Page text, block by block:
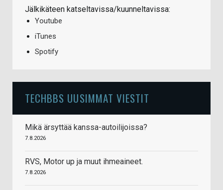
Jälkikäteen katseltavissa/kuunneltavissa:
Youtube
iTunes
Spotify
TECHBBS UUSIMMAT VIESTIT
Mikä ärsyttää kanssa-autoilijoissa?
7.8.2026
RVS, Motor up ja muut ihmeaineet.
7.8.2026